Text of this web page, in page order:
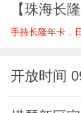
【珠海长
手持长隆年卡，
开放时间